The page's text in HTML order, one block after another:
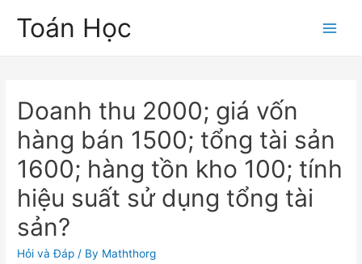
Toán Học
Doanh thu 2000; giá vốn
hàng bán 1500; tổng tài sản
1600; hàng tồn kho 100; tính
hiệu suất sử dụng tổng tài
sản?
Hỏi và Đáp / By Maththorg